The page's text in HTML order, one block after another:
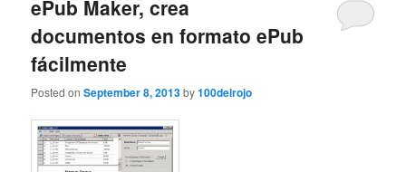
ePub Maker, crea
documentos en formato ePub
fácilmente
Posted onSeptember 8, 2013by100delrojo